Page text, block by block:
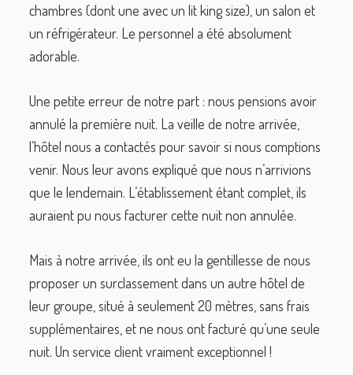
chambres (dont une avec un lit king size), un salon et
un réfrigérateur. Le personnel a été absolument
adorable.
Une petite erreur de notre part : nous pensions avoir
annulé la première nuit. La veille de notre arrivée,
l’hôtel nous a contactés pour savoir si nous comptions
venir. Nous leur avons expliqué que nous n’arrivions
que le lendemain. L’établissement étant complet, ils
auraient pu nous facturer cette nuit non annulée.
Mais à notre arrivée, ils ont eu la gentillesse de nous
proposer un surclassement dans un autre hôtel de
leur groupe, situé à seulement 20 mètres, sans frais
supplémentaires, et ne nous ont facturé qu’une seule
nuit. Un service client vraiment exceptionnel !